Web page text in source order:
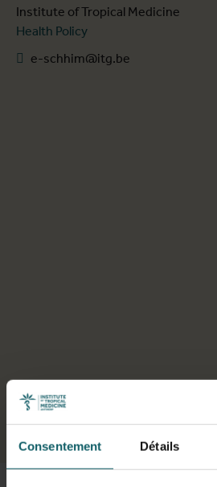
Consentement Détails
Institute of Tropical Medicine
Health Policy
e-schhim@itg.be
Sélectionner un onglet